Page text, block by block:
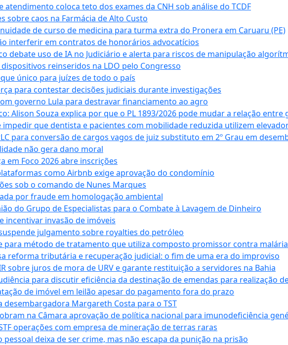
atendimento coloca teto dos exames da CNH sob análise do TCDF
sobre caos na Farmácia de Alto Custo
de curso de medicina para turma extra do Pronera em Caruaru (PE)
interferir em contratos de honorários advocatícios
debate uso de IA no Judiciário e alerta para riscos de manipulação
reinseridos na LDO pelo Congresso
único para juízes de todo o país
para contestar decisões judiciais durante investigações
governo Lula para destravar financiamento ao agro
Alison Souza explica por que o PL 1893/2026 pode mudar a relação
que dentista e pacientes com mobilidade reduzida utilizem
para conversão de cargos vagos de juiz substituto em 2º Grau em
não gera dano moral
em Foco 2026 abre inscrições
como Airbnb exige aprovação do condomínio
sob o comando de Nunes Marques
por fraude em homologação ambiental
do Grupo de Especialistas para o Combate à Lavagem de Dinheiro
incentivar invasão de imóveis
julgamento sobre royalties do petróleo
para método de tratamento que utiliza composto promissor contra
reforma tributária e recuperação judicial: o fim de uma era do improviso
sobre juros de mora de URV e garante restituição a servidores na Bahia
para discutir eficiência da destinação de emendas para realização
de imóvel em leilão apesar do pagamento fora do prazo
desembargadora Margareth Costa para o TST
na Câmara aprovação de política nacional para imunodeficiência
operações com empresa de mineração de terras raras
pessoal deixa de ser crime, mas não escapa da punição na prisão